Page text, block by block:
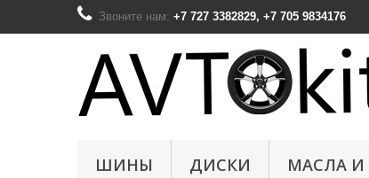
Звоните нам: +7 727 3382829, +7 705 9834176
ШИНЫ ДИСКИ МАСЛА